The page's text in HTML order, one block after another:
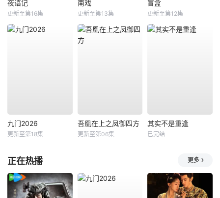
夜语记
更新至第16集
南戏
更新至第13集
盲盒
更新至第12集
九门2026
更新至第18集
吾凰在上之凤御四方
更新至第06集
其实不是重逢
已完结
正在热播 更多